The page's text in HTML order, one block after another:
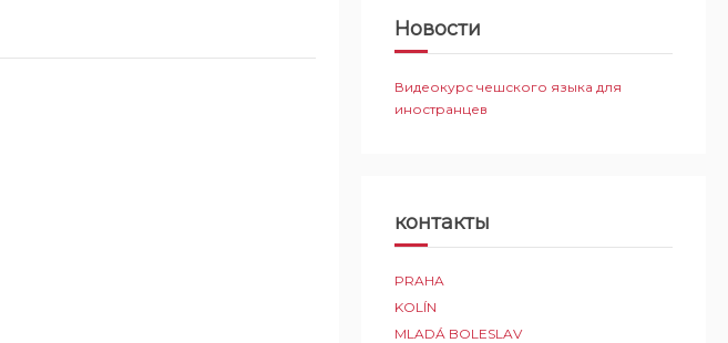
Новости
Видеокурс чешского языка для
иностранцев
контакты
PRAHA
KOLÍN
MLADÁ BOLESLAV